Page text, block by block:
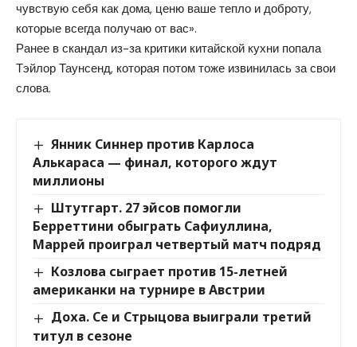
чувствую себя как дома, ценю ваше тепло и доброту,
которые всегда получаю от вас».
Ранее в скандал из-за критики китайской кухни попала
Тэйлор Таунсенд, которая потом тоже извинилась за свои
слова.
Янник Синнер против Карлоса
Алькараса — финал, которого ждут
миллионы
Штутгарт. 27 эйсов помогли
Берреттини обыграть Сафиуллина,
Маррей проиграл четвертый матч подряд
Козлова сыграет против 15-летней
американки на турнире в Австрии
Доха. Се и Стрыцова выиграли третий
титул в сезоне